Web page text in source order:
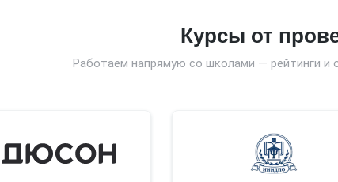
Курсы от
Работаем напрямую со школами — рейтинги